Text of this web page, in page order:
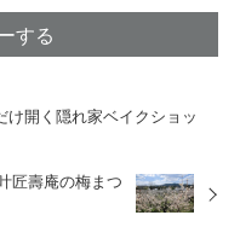
する
け開く隠れ家ベイクショッ
匠壽庵の梅まつ